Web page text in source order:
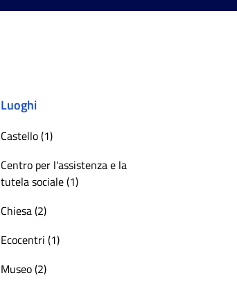
Luoghi
Castello (1)
Centro per l'assistenza e la
tutela sociale (1)
Chiesa (2)
Ecocentri (1)
Museo (2)